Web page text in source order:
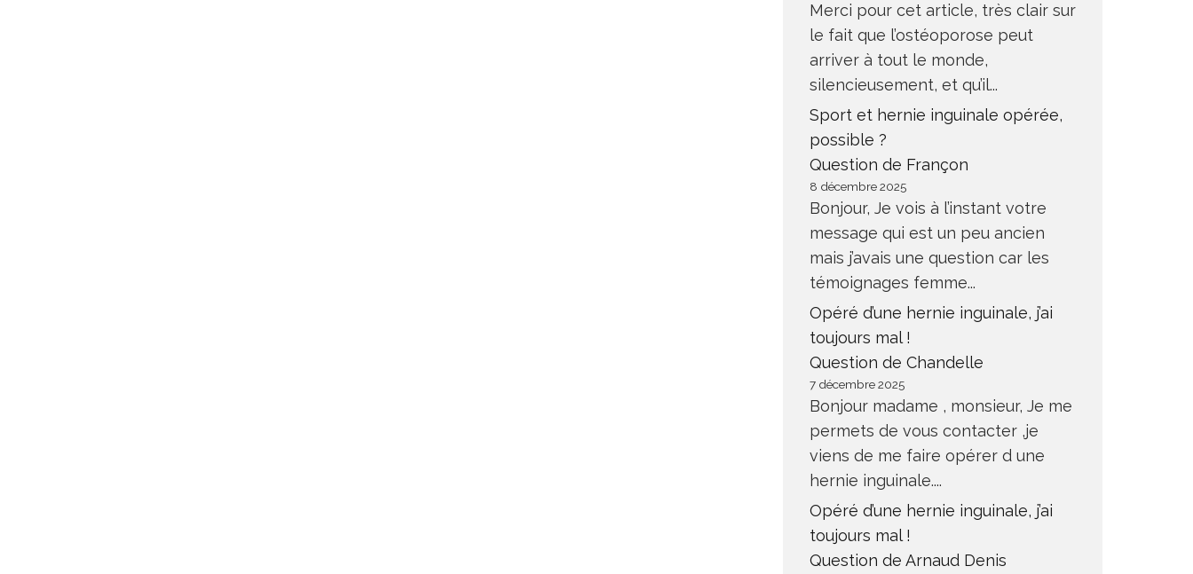
Merci pour cet article, très clair sur
le fait que l’ostéoporose peut
arriver à tout le monde,
silencieusement, et qu’il...
Sport et hernie inguinale opérée,
possible ?
Question de Françon
8 décembre 2025
Bonjour, Je vois à l’instant votre
message qui est un peu ancien
mais j’avais une question car les
témoignages femme...
Opéré d’une hernie inguinale, j’ai
toujours mal !
Question de Chandelle
7 décembre 2025
Bonjour madame , monsieur, Je me
permets de vous contacter ,je
viens de me faire opérer d une
hernie inguinale....
Opéré d’une hernie inguinale, j’ai
toujours mal !
Question de Arnaud Denis